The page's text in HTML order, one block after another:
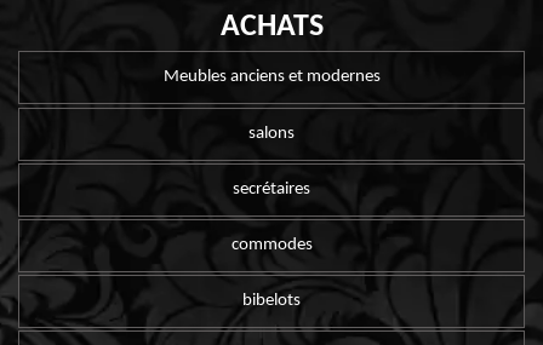
ACHATS
Meubles anciens et modernes
salons
secrétaires
commodes
bibelots